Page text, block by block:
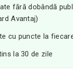
fără dobândă
Avantaj)
cu puncte la
la 30 de zile